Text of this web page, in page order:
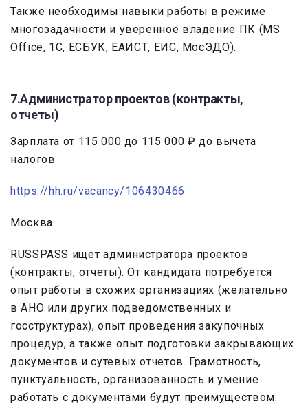
Также необходимы навыки работы в режиме
многозадачности и уверенное владение ПК (MS
Office, 1С, ЕСБУК, ЕАИСТ, ЕИС, МосЭДО).
7.Администратор проектов (контракты,
отчеты)
Зарплата от 115 000 до 115 000 ₽ до вычета
налогов
https://hh.ru/vacancy/106430466
Москва
RUSSPASS ищет администратора проектов
(контракты, отчеты). От кандидата потребуется
опыт работы в схожих организациях (желательно
в АНО или других подведомственных и
госструктурах), опыт проведения закупочных
процедур, а также опыт подготовки закрывающих
документов и сутевых отчетов. Грамотность,
пунктуальность, организованность и умение
работать с документами будут преимуществом.